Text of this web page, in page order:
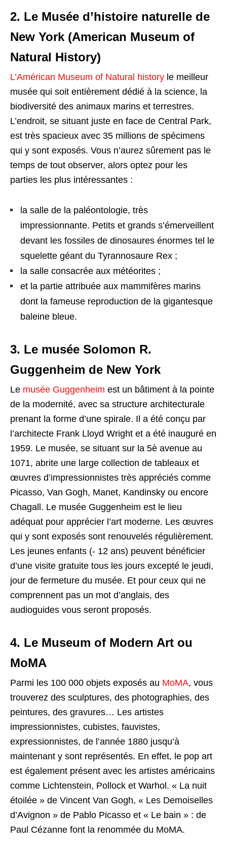
2. Le Musée d’histoire naturelle de
New York (American Museum of
Natural History)
L’Américan Museum of Natural history le meilleur
musée qui soit entièrement dédié à la science, la
biodiversité des animaux marins et terrestres.
L’endroit, se situant juste en face de Central Park,
est très spacieux avec 35 millions de spécimens
qui y sont exposés. Vous n’aurez sûrement pas le
temps de tout observer, alors optez pour les
parties les plus intéressantes :
la salle de la paléontologie, très
impressionnante. Petits et grands s’émerveillent
devant les fossiles de dinosaures énormes tel le
squelette géant du Tyrannosaure Rex ;
la salle consacrée aux météorites ;
et la partie attribuée aux mammifères marins
dont la fameuse reproduction de la gigantesque
baleine bleue.
3. Le musée Solomon R.
Guggenheim de New York
Le musée Guggenheim est un bâtiment à la pointe
de la modernité, avec sa structure architecturale
prenant la forme d’une spirale. Il a été conçu par
l’architecte Frank Lloyd Wright et a été inauguré en
1959. Le musée, se situant sur la 5è avenue au
1071, abrite une large collection de tableaux et
œuvres d’impressionnistes très appréciés comme
Picasso, Van Gogh, Manet, Kandinsky ou encore
Chagall. Le musée Guggenheim est le lieu
adéquat pour apprécier l’art moderne. Les œuvres
qui y sont exposés sont renouvelés régulièrement.
Les jeunes enfants (- 12 ans) peuvent bénéficier
d’une visite gratuite tous les jours excepté le jeudi,
jour de fermeture du musée. Et pour ceux qui ne
comprennent pas un mot d’anglais, des
audioguides vous seront proposés.
4. Le Museum of Modern Art ou
MoMA
Parmi les 100 000 objets exposés au MoMA, vous
trouverez des sculptures, des photographies, des
peintures, des gravures… Les artistes
impressionnistes, cubistes, fauvistes,
expressionnistes, de l’année 1880 jusqu’à
maintenant y sont représentés. En effet, le pop art
est également présent avec les artistes américains
comme Lichtenstein, Pollock et Warhol. « La nuit
étoilée » de Vincent Van Gogh, « Les Demoiselles
d’Avignon » de Pablo Picasso et « Le bain » : de
Paul Cézanne font la renommée du MoMA.